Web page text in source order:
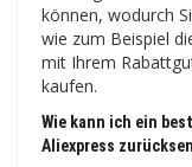
können, wodurch
wie zum Beispiel
mit Ihrem
kaufen.
Wie kann ich ein
Aliexpress